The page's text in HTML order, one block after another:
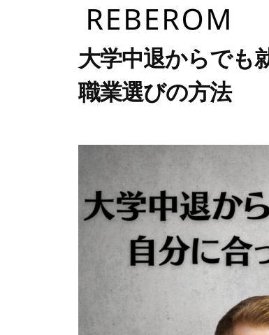
R
E
B
R
株
式
会
大学中退からでも
職業選びの方法
0
年
4
y
0
コ
メ
E
R
O